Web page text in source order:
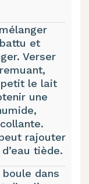
battu et
Verser
le lait
une
rajouter
tiède.
dans